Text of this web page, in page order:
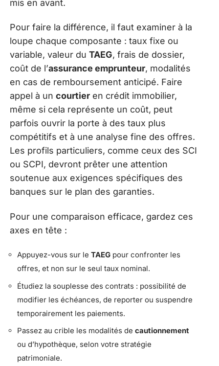
mis en avant.
Pour faire la différence, il faut examiner à la
loupe chaque composante : taux fixe ou
variable, valeur du TAEG, frais de dossier,
coût de l’assurance emprunteur, modalités
en cas de remboursement anticipé. Faire
appel à un courtier en crédit immobilier,
même si cela représente un coût, peut
parfois ouvrir la porte à des taux plus
compétitifs et à une analyse fine des offres.
Les profils particuliers, comme ceux des SCI
ou SCPI, devront prêter une attention
soutenue aux exigences spécifiques des
banques sur le plan des garanties.
Pour une comparaison efficace, gardez ces
axes en tête :
Appuyez-vous sur le TAEG pour confronter les
offres, et non sur le seul taux nominal.
Étudiez la souplesse des contrats : possibilité de
modifier les échéances, de reporter ou suspendre
temporairement les paiements.
Passez au crible les modalités de cautionnement
ou d’hypothèque, selon votre stratégie
patrimoniale.